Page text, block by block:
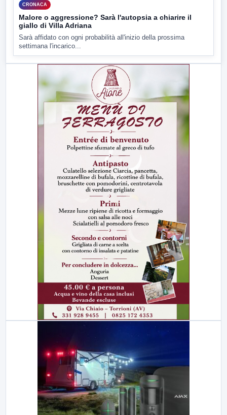
CRONACA
Malore o aggressione? Sarà l'autopsia a chiarire il
giallo di Villa Adriana
Sarà affidato con ogni probabilità all'inizio della prossima
settimana l'incarico...